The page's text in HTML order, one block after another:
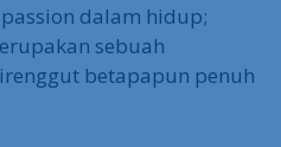
dalam hidup;
sebuah
betapapun penuh